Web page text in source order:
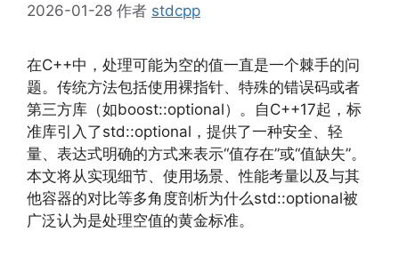
2026-01-28 作者 stdcpp
在C++中，处理可能为空的值一直是一个棘手的问
题。传统方法包括使用裸指针、特殊的错误码或者
第三方库（如boost::optional）。自C++17起，标
准库引入了std::optional，提供了一种安全、轻
量、表达式明确的方式来表示“值存在”或“值缺失”。
本文将从实现细节、使用场景、性能考量以及与其
他容器的对比等多角度剖析为什么std::optional被
广泛认为是处理空值的黄金标准。